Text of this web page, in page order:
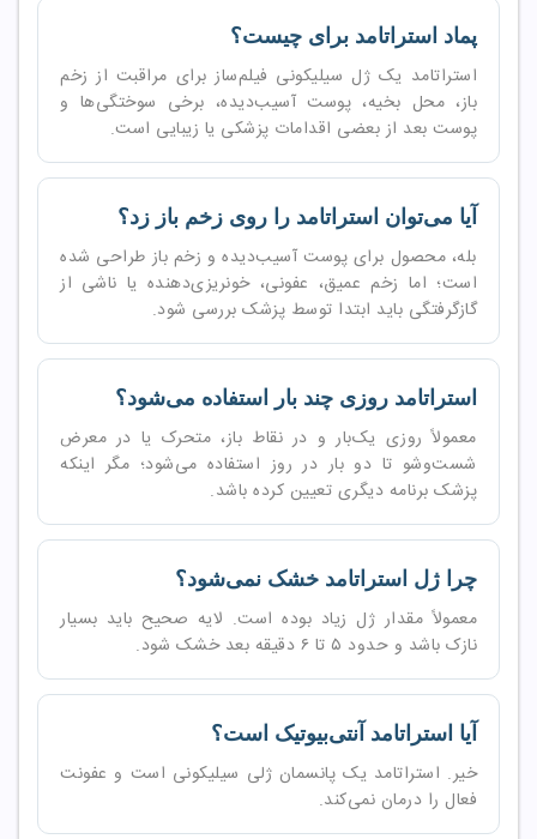
پماد استراتامد برای چیست؟
استراتامد یک ژل سیلیکونی فیلم‌ساز برای مراقبت از زخم
باز، محل بخیه، پوست آسیب‌دیده، برخی سوختگی‌ها و
پوست بعد از بعضی اقدامات پزشکی یا زیبایی است.
آیا می‌توان استراتامد را روی زخم باز زد؟
بله، محصول برای پوست آسیب‌دیده و زخم باز طراحی شده
است؛ اما زخم عمیق، عفونی، خونریزی‌دهنده یا ناشی از
گازگرفتگی باید ابتدا توسط پزشک بررسی شود.
استراتامد روزی چند بار استفاده می‌شود؟
معمولاً روزی یک‌بار و در نقاط باز، متحرک یا در معرض
شست‌وشو تا دو بار در روز استفاده می‌شود؛ مگر اینکه
پزشک برنامه دیگری تعیین کرده باشد.
چرا ژل استراتامد خشک نمی‌شود؟
معمولاً مقدار ژل زیاد بوده است. لایه صحیح باید بسیار
نازک باشد و حدود ۵ تا ۶ دقیقه بعد خشک شود.
آیا استراتامد آنتی‌بیوتیک است؟
خیر. استراتامد یک پانسمان ژلی سیلیکونی است و عفونت
فعال را درمان نمی‌کند.